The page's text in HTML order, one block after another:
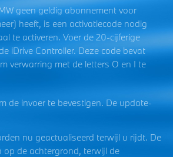
geen geldig abonnement voor
heeft, is een activatiecode nodig
te activeren. Voer de 20-cijferige
iDrive Controller. Deze code bevat
verwarring met de letters O en I te
de invoer te bevestigen. De update-
nu geactualiseerd terwijl u rijdt. De
op de achtergrond, terwijl de